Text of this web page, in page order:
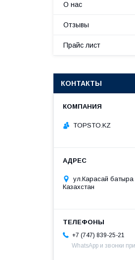
О нас
Отзывы
Прайс лист
КОНТАКТЫ
TOPSTO.KZ
ул.Карасай батыра
Казахстан
+7 (747) 839-25-21
WhatsApp и звонки